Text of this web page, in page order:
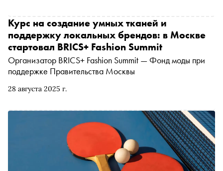
28 августа 2025 г.
Курс на создание умных тканей и
поддержку локальных брендов: в Москве
стартовал BRICS+ Fashion Summit
Организатор BRICS+ Fashion Summit — Фонд моды при
поддержке Правительства Москвы